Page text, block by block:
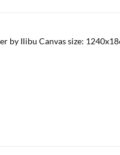
by Ilibu Canvas size: